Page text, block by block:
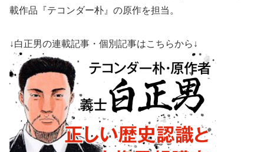
載作品『テコンダー朴』の原作を担当。
↓白正男の連載記事・個別記事はこちらから↓